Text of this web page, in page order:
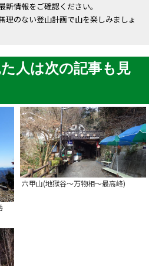
新情報をご確認ください。
理のない登山計画で山を楽しみましょ
人は次の記事も見
六甲山(地獄谷～万物相～最高峰)